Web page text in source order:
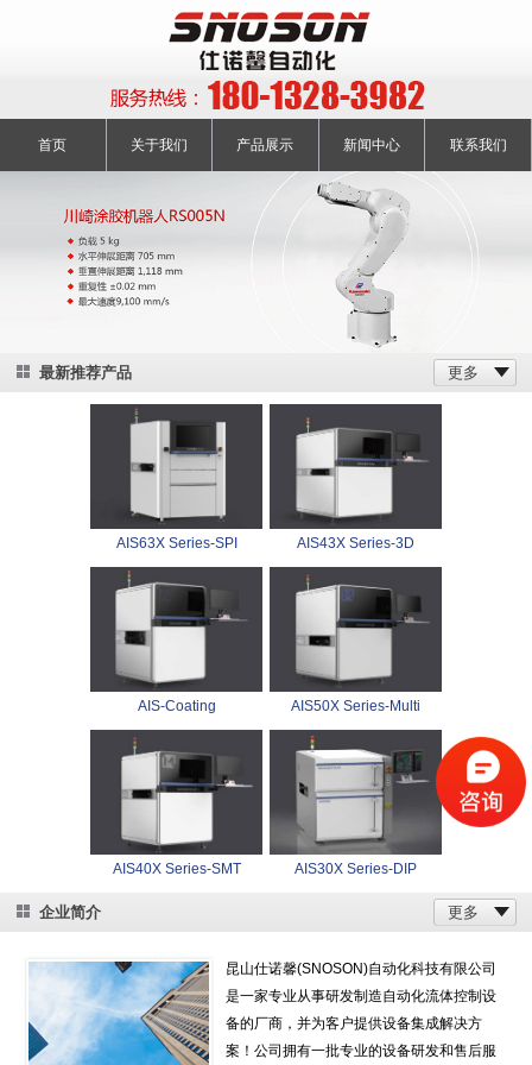
首页 关于我们 产品展示 新闻中心 联系我们
最新推荐产品 更多
AIS63X Series-SPI AIS43X Series-3D
AIS-Coating AIS50X Series-Multi
AIS40X Series-SMT AIS30X Series-DIP
企业简介 更多
昆山仕诺馨(SNOSON)自动化科技有限公司
是一家专业从事研发制造自动化流体控制设
备的厂商，并为客户提供设备集成解决方
案！公司拥有一批专业的设备研发和售后服